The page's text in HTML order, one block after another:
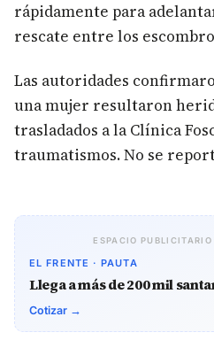
rápidamente para
rescate entre los
Las autoridades
una mujer resultaron
trasladados a la Clínica
traumatismos. No se
ESPACIO
EL FRENTE · PAUTA
Llega a más de 200 mil
Cotizar →